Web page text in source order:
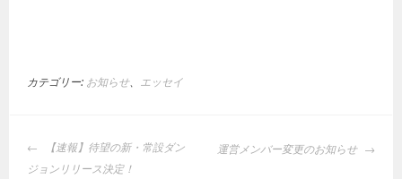
カテゴリー: お知らせ、 エッセイ
投
稿
【速報】待望の新・常設ダン
ジョンリリース決定！
運営メンバー変更のお知らせ